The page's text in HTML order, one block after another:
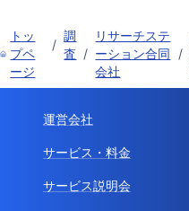
トッ
プペ
ージ
/
調
査 /
リサーチステ
ーション合同
会社
/
運営会社
サービス・料金
サービス説明会